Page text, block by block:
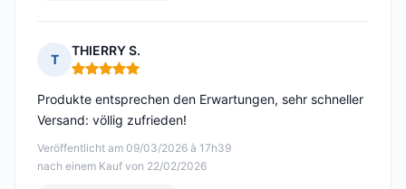
T
THIERRY S.
Hinweis: 5 von 5
Veröffentlicht am 09/03/2026 à 17h39
nach einem Kauf von 22/02/2026
Produkte entsprechen den Erwartungen, sehr schneller
Versand: völlig zufrieden!